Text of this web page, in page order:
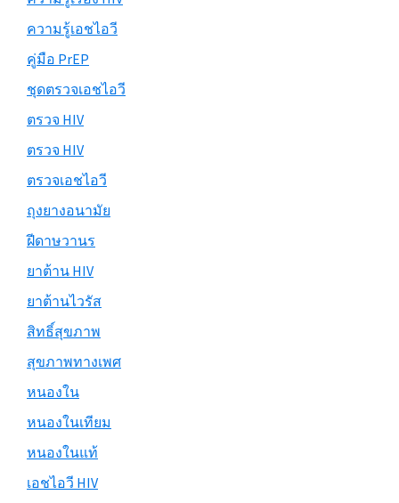
ความรู้เอชไอวี
คู่มือ PrEP
ชุดตรวจเอชไอวี
ตรวจ HIV
ตรวจ HIV
ตรวจเอชไอวี
ถุงยางอนามัย
ฝีดาษวานร
ยาต้าน HIV
ยาต้านไวรัส
สิทธิ์สุขภาพ
สุขภาพทางเพศ
หนองใน
หนองในเทียม
หนองในแท้
เอชไอวี HIV